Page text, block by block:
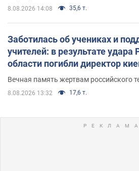
8.08.2026 14:08 35,6 т.
Заботилась об учениках и
учителей: в результате
области погибли директор
муж и внук
Вечная память жертвам российского
8.08.2026 13:32 17,6 т.